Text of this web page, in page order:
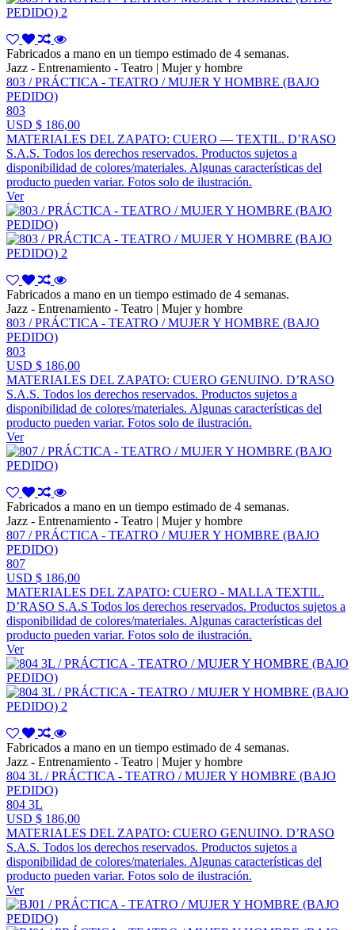
Fabricados a mano en un tiempo estimado de 4 semanas.
Jazz - Entrenamiento - Teatro | Mujer y hombre
803 / PRÁCTICA - TEATRO / MUJER Y HOMBRE (BAJO
PEDIDO)
803
USD $ 186,00
MATERIALES DEL ZAPATO: CUERO — TEXTIL. D’RASO
S.A.S. Todos los derechos reservados. Productos sujetos a
disponibilidad de colores/materiales. Algunas características del
producto pueden variar. Fotos solo de ilustración.
Ver
Fabricados a mano en un tiempo estimado de 4 semanas.
Jazz - Entrenamiento - Teatro | Mujer y hombre
803 / PRÁCTICA - TEATRO / MUJER Y HOMBRE (BAJO
PEDIDO)
803
USD $ 186,00
MATERIALES DEL ZAPATO: CUERO GENUINO. D’RASO
S.A.S. Todos los derechos reservados. Productos sujetos a
disponibilidad de colores/materiales. Algunas características del
producto pueden variar. Fotos solo de ilustración.
Ver
Fabricados a mano en un tiempo estimado de 4 semanas.
Jazz - Entrenamiento - Teatro | Mujer y hombre
807 / PRÁCTICA - TEATRO / MUJER Y HOMBRE (BAJO
PEDIDO)
807
USD $ 186,00
MATERIALES DEL ZAPATO: CUERO - MALLA TEXTIL.
D’RASO S.A.S Todos los derechos reservados. Productos sujetos a
disponibilidad de colores/materiales. Algunas características del
producto pueden variar. Fotos solo de ilustración.
Ver
Fabricados a mano en un tiempo estimado de 4 semanas.
Jazz - Entrenamiento - Teatro | Mujer y hombre
804 3L / PRÁCTICA - TEATRO / MUJER Y HOMBRE (BAJO
PEDIDO)
804 3L
USD $ 186,00
MATERIALES DEL ZAPATO: CUERO GENUINO. D’RASO
S.A.S. Todos los derechos reservados. Productos sujetos a
disponibilidad de colores/materiales. Algunas características del
producto pueden variar. Fotos solo de ilustración.
Ver